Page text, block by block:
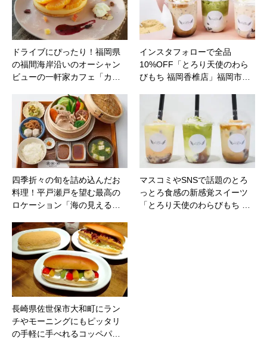
ドライブにぴったり！福岡県
の福間海岸沿いのオーシャン
ビューの一軒家カフェ「カ…
インスタフォローで全品
10%OFF「とろり天使のわら
びもち 福岡香椎店」福岡市…
四季折々の旬を詰め込んだお
料理！平戸瀬戸を望む最高の
ロケーション「海の見える…
マスコミやSNSで話題のとろ
っとろ食感の新感覚スイーツ
「とろり天使のわらびもち …
長崎県佐世保市大和町にラン
チやモーニングにもピッタリ
の手軽に手べれるコッペパ…